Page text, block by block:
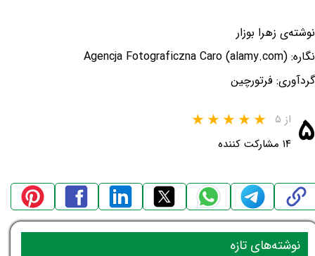
نوشته‌ی زهرا بوزار
نگاره: Agencja Fotograficzna Caro (alamy.com)
گردآوری: فرتورچین
۵ از ۵
۱۴ مشارکت کننده
نوشته‌های تازه